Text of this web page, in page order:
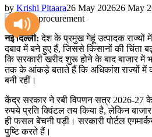
by Krishi Pitaara26 May 202626 May
नई दिल्ली: देश के प्रमुख गेहूं उत्पादक राज्यों
दबाव में बने हुए हैं, जिससे किसानों की चिंता
कि सरकारी खरीद शुरू होने के बाद बाजार में
तक के आंकड़े बताते हैं कि अधिकांश राज्यों में
बनी रहीं।
केंद्र सरकार ने रबी विपणन सत्र 2026-27
रुपये प्रति क्विंटल तय किया है, लेकिन
ही फसल बेचनी पड़ी। सरकारी पोर्टल
पुष्टि करते हैं।